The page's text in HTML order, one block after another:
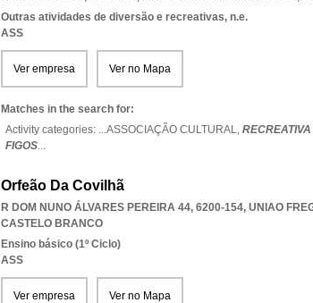
Outras atividades de diversão e recreativas, n.e.
ASS
Ver empresa Ver no Mapa
Matches in the search for:
Activity categories: ...ASSOCIAÇÃO CULTURAL,
FIGOS...
Orfeão Da Covilhã
R DOM NUNO ÁLVARES PEREIRA 44, 6200-154, UNIAO
CASTELO BRANCO
Ensino básico (1º Ciclo)
ASS
Ver empresa Ver no Mapa